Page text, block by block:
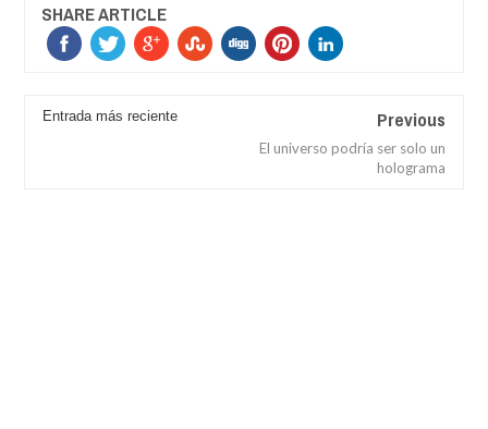
SHARE ARTICLE
Entrada más reciente Previous
El universo podría ser solo un
holograma